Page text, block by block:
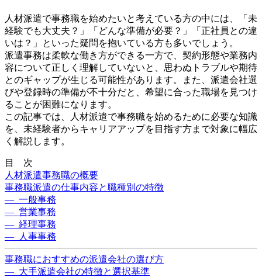
人材派遣で事務職を始めたいと考えている方の中には、「未
経験でも大丈夫？」「どんな準備が必要？」「正社員との違
いは？」といった疑問を抱いている方も多いでしょう。
派遣事務は柔軟な働き方ができる一方で、契約形態や業務内
容について正しく理解していないと、思わぬトラブルや期待
とのギャップが生じる可能性があります。また、派遣会社選
びや登録時の準備が不十分だと、希望に合った職場を見つけ
ることが困難になります。
この記事では、人材派遣で事務職を始めるために必要な知識
を、未経験者からキャリアアップを目指す方まで対象に幅広
く解説します。
目 次
人材派遣事務職の概要
事務職派遣の仕事内容と職種別の特徴
— 一般事務
— 営業事務
— 経理事務
— 人事事務
事務職におすすめの派遣会社の選び方
— 大手派遣会社の特徴と選択基準